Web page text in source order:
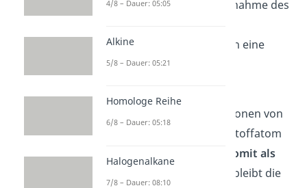
protoniert. Durch die Aufnahme des
Sauerstoffatom schließlich eine
positive Ladung.
2. Schritt
zieht das
Sauerstoffatom die Elektronen von
der Bindung zum Kohlenstoffatom
spaltet sich somit als
. Dadurch bleibt die
4/8 – Dauer: 05:05
Alkine
5/8 – Dauer: 05:21
Homologe Reihe
6/8 – Dauer: 05:18
Halogenalkane
7/8 – Dauer: 08:10